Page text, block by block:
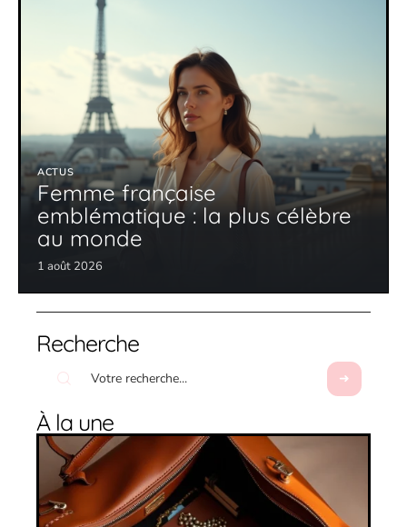
ACTUS
Femme française
emblématique : la plus célèbre
au monde
1 août 2026
Recherche
À la une